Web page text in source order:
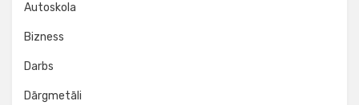
Autoskola
Bizness
Darbs
Dārgmetāli